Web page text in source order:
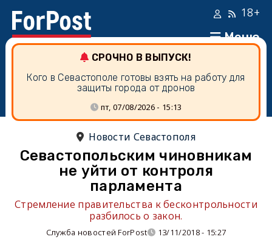
Меню
18+
СРОЧНО В ВЫПУСК!
Кого в Севастополе готовы взять на работу для
защиты города от дронов
пт, 07/08/2026 - 15:13
Новости Севастополя
Севастопольским чиновникам
не уйти от контроля
парламента
Стремление правительства к бесконтрольности
разбилось о закон.
Служба новостей ForPost 13/11/2018 - 15:27